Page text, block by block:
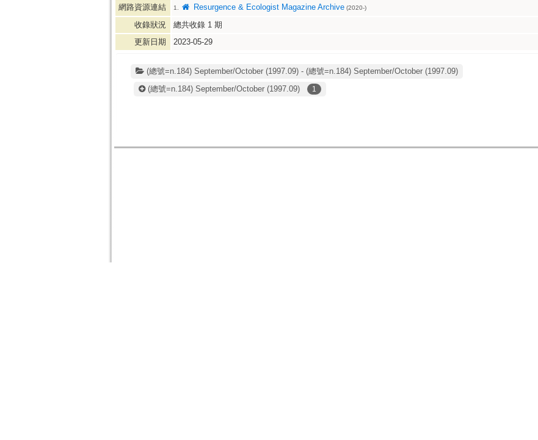
網路資源連結
1. Resurgence & Ecologist Magazine Archive(2020-)
收錄狀況 總共收錄 1期
更新日期
2023-05-29
(總號=n.184) September/October (1997.09) - (總號=n.184) September/October (1997.09)
(總號=n.184) September/October(1997.09) 1